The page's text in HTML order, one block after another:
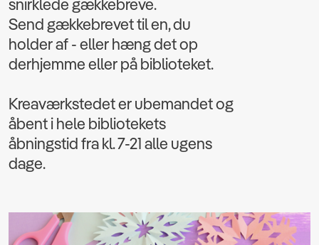
snirklede gækkebreve.
Send gækkebrevet til en, du
holder af - eller hæng det op
derhjemme eller på biblioteket.
Kreaværkstedet er ubemandet og
åbent i hele bibliotekets
åbningstid fra kl. 7-21 alle ugens
dage.